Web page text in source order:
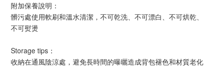
附加保養說明：
髒污處使用軟刷和溫水清潔，不可乾洗、不可漂白、不可烘乾、
不可熨燙
Storage tips：
收納在通風陰涼處，避免長時間的曝曬造成背包褪色和材質老化